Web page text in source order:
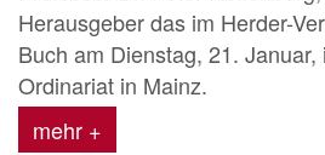
Herausgeber das im Herder-
Buch am Dienstag, 21.
Ordinariat in Mainz.
mehr +